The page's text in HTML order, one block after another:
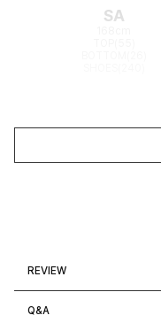
SA
REVIEW
Q&A